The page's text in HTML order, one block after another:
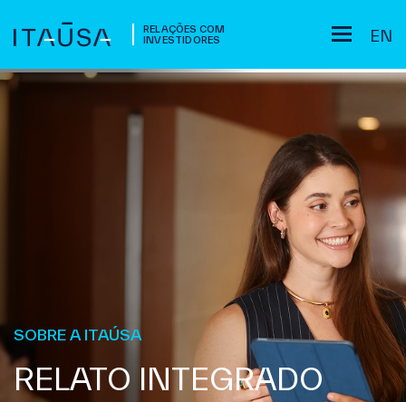
RELAÇÕES COM
INVESTIDORES
EN
SOBRE A ITAÚSA
RELATO INTEGRADO